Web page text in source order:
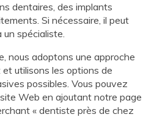
dentaires, des implants
Si nécessaire, il peut
spécialiste.
nous adoptons une approche
utilisons les options de
possibles. Vous pouvez
Web en ajoutant notre page
« dentiste près de chez